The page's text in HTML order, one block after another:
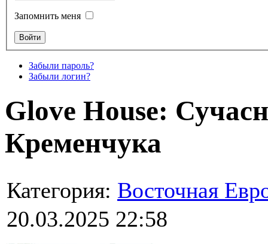
Запомнить меня
Забыли пароль?
Забыли логин?
Glove House:
Кременчука
Категория: Восточная
20.03.2025 22:58